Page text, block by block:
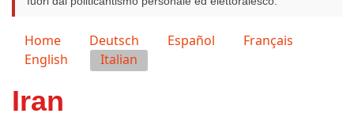
Seleziona la tua lingua
Home Deutsch Español
Français
English
Italian
Iran